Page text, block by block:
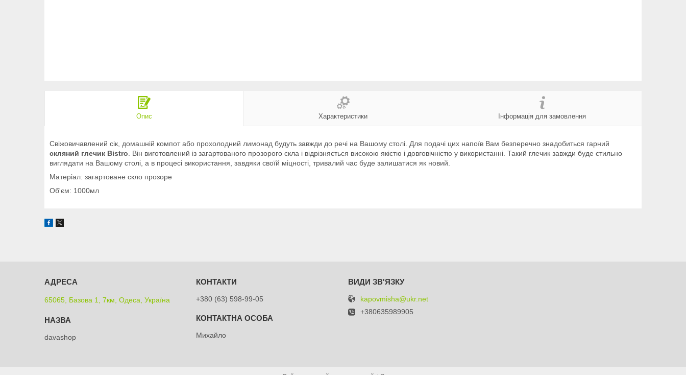
Опис Характеристики Інформація для замовлення
Свіжовичавлений сік, домашній компот або прохолодний лимонад будуть завжди до речі на Вашому столі. Для подачі цих напоїв Вам безперечно знадобиться гарний
скляний глечик Bistro . Він виготовлений із загартованого прозорого скла і відрізняється високою якістю і довговічністю у використанні. Такий глечик завжди буде стильно
виглядати на Вашому столі, а в процесі використання, завдяки своїй міцності, тривалий час буде залишатися як новий.
Матеріал: загартоване скло прозоре
Об'єм: 1000мл
65065, Базова 1, 7км, Одеса, Україна
davashop
+380 (63) 598-99-05
Михайло
kapovmisha@ukr.net
+380635989905